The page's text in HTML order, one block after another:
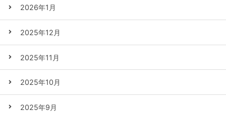
2026年1月
2025年12月
2025年11月
2025年10月
2025年9月